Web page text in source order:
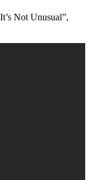
Not Unusual”,